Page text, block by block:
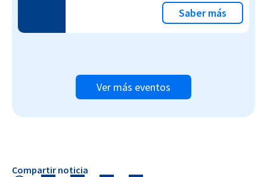
Saber más
Ver más eventos
Compartir noticia